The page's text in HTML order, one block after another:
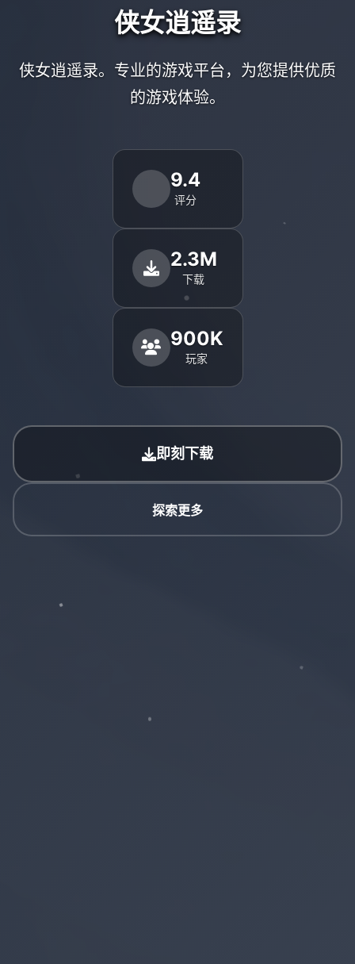
侠女逍遥录
侠女逍遥录。专业的游戏平台，为您提供优质
的游戏体验。
9.4
评分
2.3M
下载
900K
玩家
即刻下载
探索更多